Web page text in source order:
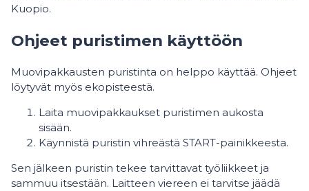
Kuopio.
Ohjeet puristimen käyttöön
Muovipakkausten puristinta on helppo käyttää. Ohjeet
löytyvät myös ekopisteestä.
Laita muovipakkaukset puristimen aukosta
sisään.
Käynnistä puristin vihreästä START-painikkeesta.
Sen jälkeen puristin tekee tarvittavat työliikkeet ja
sammuu itsestään. Laitteen viereen ei tarvitse jäädä